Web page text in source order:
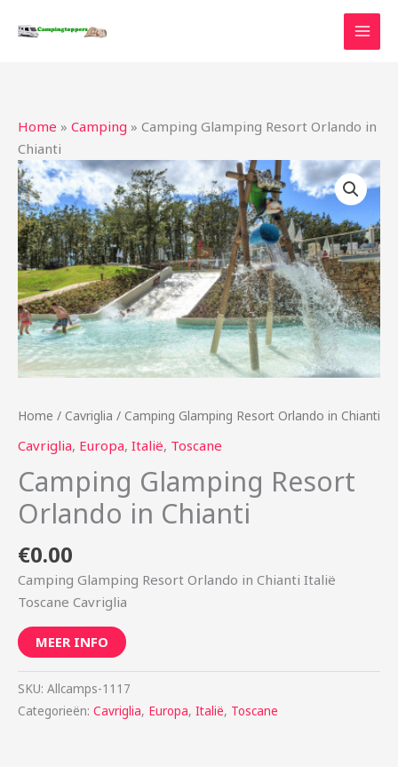
naar
Home » Camping » Camping Glamping Resort Orlando in
Chianti
Home / Cavriglia / Camping Glamping Resort Orlando in Chianti
Cavriglia, Europa, Italië, Toscane
Camping Glamping Resort
Orlando in Chianti
€0.00
Camping Glamping Resort Orlando in Chianti Italië
Toscane Cavriglia
MEER INFO
SKU: Allcamps-1117
Categorieën: Cavriglia, Europa, Italië, Toscane